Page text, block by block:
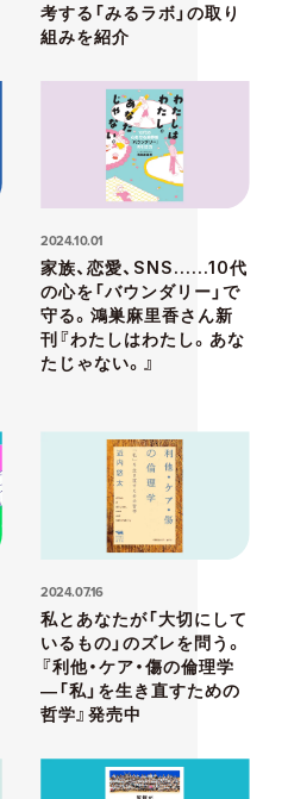
考する「みるラボ」の取り
組みを紹介
2024.10.01
家族、恋愛、SNS……10代
の心を「バウンダリー」で
守る。鴻巣麻里香さん新
刊『わたしはわたし。あな
たじゃない。』
2024.07.16
私とあなたが「大切にして
いるもの」のズレを問う。
『利他・ケア・傷の倫理学
―「私」を生き直すための
哲学』発売中